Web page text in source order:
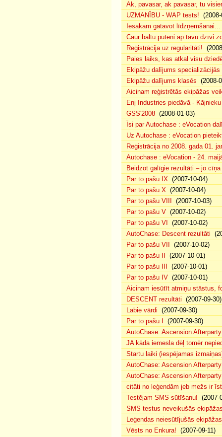
Ak, pavasar, ak pavasar, tu
UZMANĪBU - WAP tests!
Iesakam gatavot līdzņemšanai...
Caur baltu puteni ap tavu dzīvi
Reģistrācija uz regularitāti!
Paies laiks, kas atkal visu
Ekipāžu dalījums specializācijās
Ekipāžu dalījums klasēs (2008-
Aicinam reģistrētās ekipāžas
Enj Industries piedāvā -
GSS'2008 (2008-01-03)
Īsi par Autochase : eVocation
Uz Autochase : eVocation
Reģistrācija no 2008. gada 01.
Autochase : eVocation - 24.
Beidzot galīgie rezultāti – jo
Par to pašu IX (2007-10-04)
Par to pašu X (2007-10-04)
Par to pašu VIII
(2007-10-03)
Par to pašu V (2007-10-02)
Par to pašu VI
(2007-10-02)
AutoChase: Descent rezultāti
Par to pašu VII
(2007-10-02)
Par to pašu II
(2007-10-01)
Par to pašu III
(2007-10-01)
Par to pašu IV (2007-10-01)
Aicinam iesūtīt atmiņu stāstus,
DESCENT rezultāti (2007-09-30)
Labie vārdi (2007-09-30)
Par to pašu I
(2007-09-30)
AutoChase: Ascension
JA kāda iemesla dēļ tomēr
Startu laiki (iespējamas
AutoChase: Ascension
AutoChase: Ascension
citāti no leģendām jeb mežs ir
Testējam SMS sūtīšanu! (2007-
SMS testus neveikušās
Leģendas neiesūtījušās ekipāžas
Vēsts no Enkura! (2007-09-11)